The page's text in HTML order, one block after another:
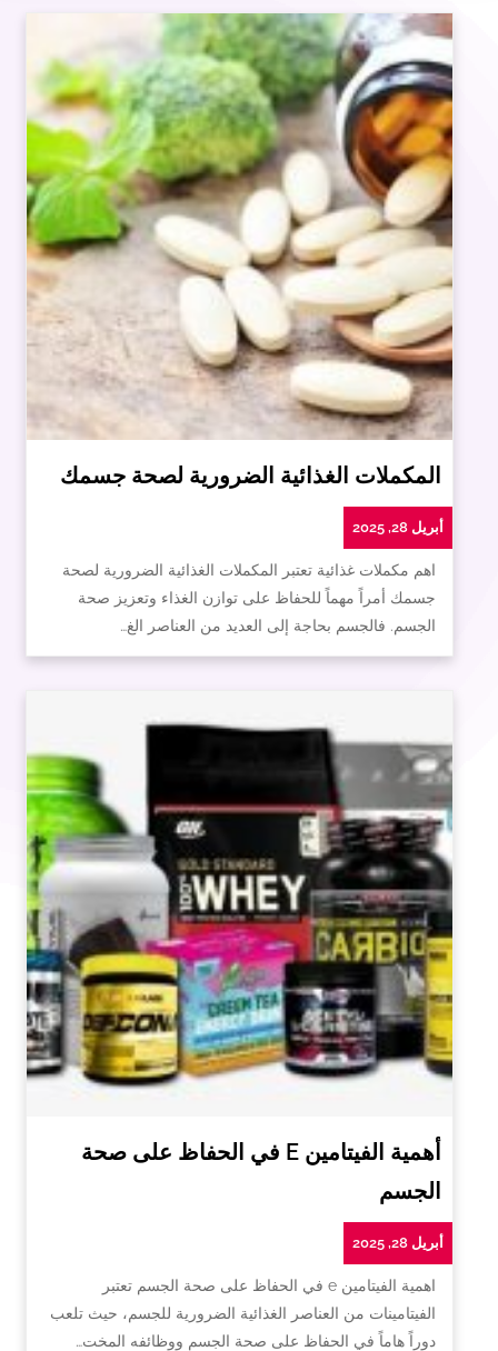
المكملات الغذائية الضرورية لصحة جسمك
أبريل 28, 2025
اهم مكملات غذائية تعتبر المكملات الغذائية الضرورية لصحة
جسمك أمراً مهماً للحفاظ على توازن الغذاء وتعزيز صحة
الجسم. فالجسم بحاجة إلى العديد من العناصر الغ…
أهمية الفيتامين E في الحفاظ على صحة
الجسم
أبريل 28, 2025
اهمية الفيتامين e في الحفاظ على صحة الجسم تعتبر
الفيتامينات من العناصر الغذائية الضرورية للجسم، حيث تلعب
دوراً هاماً في الحفاظ على صحة الجسم ووظائفه المخت…